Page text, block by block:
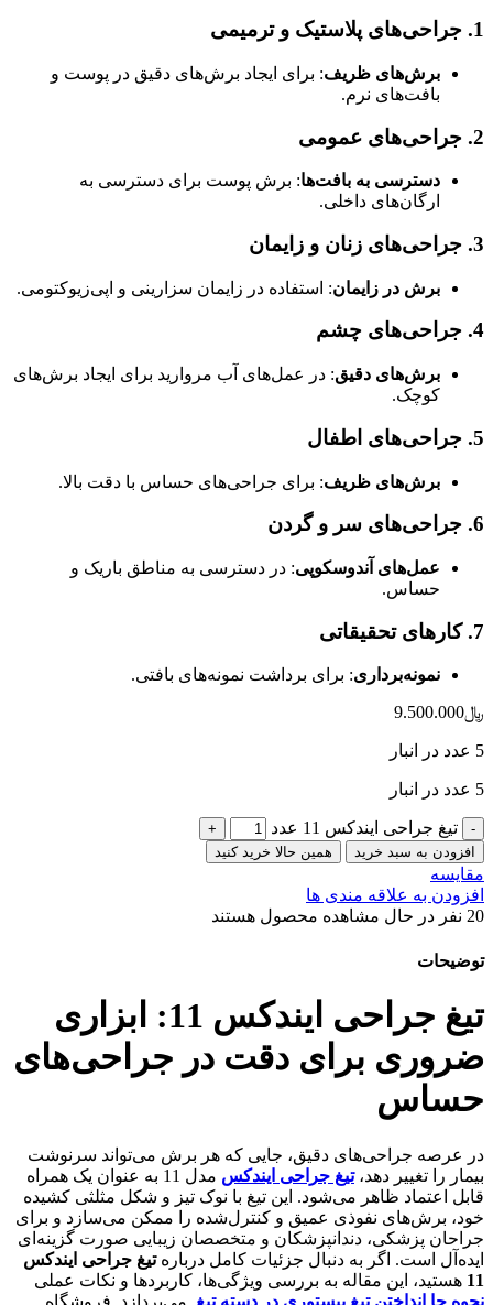
1. جراحی‌های پلاستیک و ترمیمی
برش‌های ظریف: برای ایجاد برش‌های دقیق در پوست و
بافت‌های نرم.
2. جراحی‌های عمومی
دسترسی به بافت‌ها: برش پوست برای دسترسی به
ارگان‌های داخلی.
3. جراحی‌های زنان و زایمان
برش در زایمان: استفاده در زایمان سزارینی و اپی‌زیوکتومی.
4. جراحی‌های چشم
برش‌های دقیق: در عمل‌های آب مروارید برای ایجاد برش‌های
کوچک.
5. جراحی‌های اطفال
برش‌های ظریف: برای جراحی‌های حساس با دقت بالا.
6. جراحی‌های سر و گردن
عمل‌های آندوسکوپی: در دسترسی به مناطق باریک و
حساس.
7. کارهای تحقیقاتی
نمونه‌برداری: برای برداشت نمونه‌های بافتی.
﷼9.500.000
5 عدد در انبار
5 عدد در انبار
تیغ جراحی ایندکس 11 عدد
افزودن به سبد خرید همین حالا خرید کنید
مقایسه
افزودن به علاقه مندی ها
20 نفر در حال مشاهده محصول هستند
توضیحات
تیغ جراحی ایندکس 11: ابزاری
ضروری برای دقت در جراحی‌های
حساس
در عرصه جراحی‌های دقیق، جایی که هر برش می‌تواند سرنوشت
بیمار را تغییر دهد،تیغ جراحی ایندکس
مدل 11 به عنوان یک همراه
قابل اعتماد ظاهر می‌شود. این تیغ با نوک تیز و شکل مثلثی کشیده
خود، برش‌های نفوذی عمیق و کنترل‌شده را ممکن می‌سازد و برای
جراحان پزشکی، دندانپزشکان و متخصصان زیبایی صورت گزینه‌ای
ایده‌آل است. اگر به دنبال جزئیات کامل دربارهتیغ جراحی ایندکس
11 هستید، این مقاله به بررسی ویژگی‌ها، کاربردها و نکات عملی
نحوه جا انداختن تیغ بیستوری در دسته تیغ می‌پردازد. فروشگاه